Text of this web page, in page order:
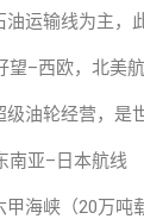
运输线为主，
望–西欧，北美
油轮经营，是
南亚–日本航线
甲海峡（20万吨